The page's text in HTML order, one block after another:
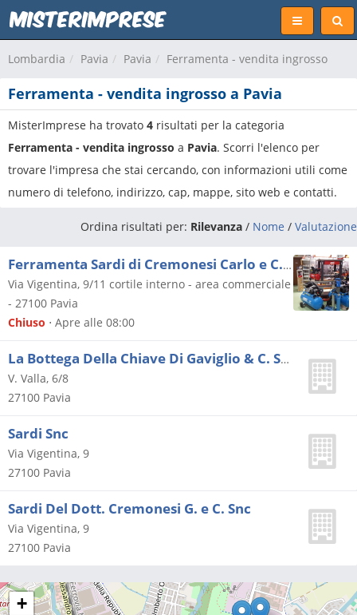
Lombardia Pavia Pavia Ferramenta - vendita ingrosso
Ferramenta - vendita ingrosso a Pavia
MisterImprese ha trovato 4 risultati per la categoria
Ferramenta - vendita ingrosso a Pavia. Scorri l'elenco per
trovare l'impresa che stai cercando, con informazioni utili come
numero di telefono, indirizzo, cap, mappe, sito web e contatti.
Ordina risultati per: Rilevanza / Nome / Valutazione
Ferramenta Sardi di Cremonesi Carlo e C. Sas
Via Vigentina, 9/11 cortile interno - area commerciale
- 27100 Pavia
Chiuso ⋅ Apre alle 08:00
La Bottega Della Chiave Di Gaviglio & C. Snc
V. Valla, 6/8
27100 Pavia
Sardi Snc
Via Vigentina, 9
27100 Pavia
Sardi Del Dott. Cremonesi G. e C. Snc
Via Vigentina, 9
27100 Pavia
+